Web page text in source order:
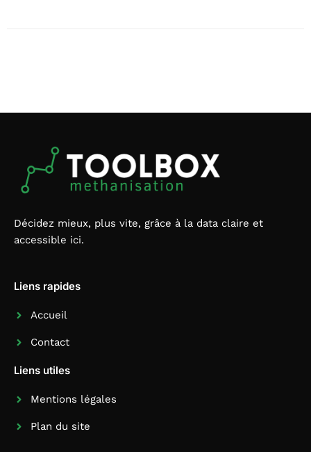
Décidez mieux, plus vite, grâce à la data claire et
accessible ici.
Liens rapides
Accueil
Contact
Liens utiles
Mentions légales
Plan du site